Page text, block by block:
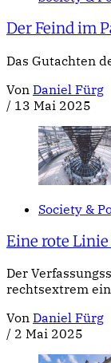
Der Feind im
Das Gutachten
Von Daniel Fürg
/ 13 Mai 2025
Society &
Eine rote
Der
rechtsextrem ein
Von Daniel Fürg
/ 2 Mai 2025